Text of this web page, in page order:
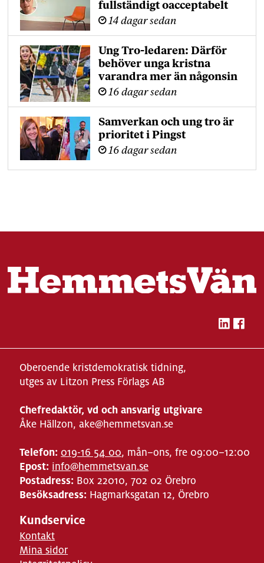
fullständigt oacceptabelt
14 dagar sedan
Ung Tro-ledaren: Därför
behöver unga kristna
varandra mer än någonsin
16 dagar sedan
Samverkan och ung tro är
prioritet i Pingst
16 dagar sedan
Oberoende kristdemokratisk tidning,
utges av Litzon Press Förlags AB
Chefredaktör, vd och ansvarig utgivare
Åke Hällzon, ake@hemmetsvan.se
Telefon: 019-16 54 00, mån–ons, fre 09:00–12:00
Epost: info@hemmetsvan.se
Postadress: Box 22010, 702 02 Örebro
Besöksadress: Hagmarksgatan 12, Örebro
Kundservice
Kontakt
Mina sidor